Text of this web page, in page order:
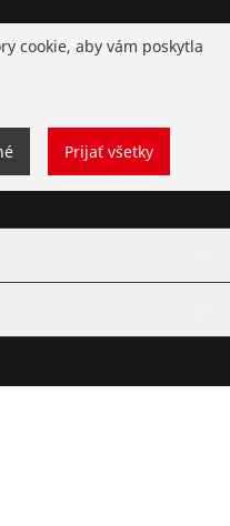
cookie, aby vám poskytla
Prijať všetky